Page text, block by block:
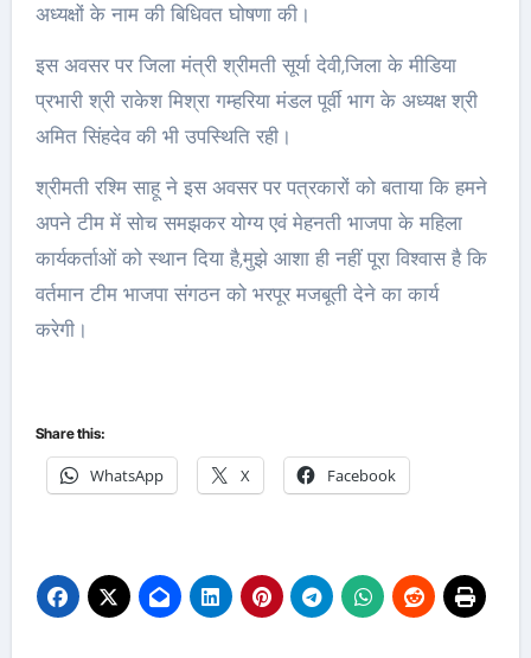
अध्यक्षों के नाम की बिधिवत घोषणा की।
इस अवसर पर जिला मंत्री श्रीमती सूर्या देवी,जिला के मीडिया
प्रभारी श्री राकेश मिश्रा गम्हरिया मंडल पूर्वी भाग के अध्यक्ष श्री
अमित सिंहदेव की भी उपस्थिति रही।
श्रीमती रश्मि साहू ने इस अवसर पर पत्रकारों को बताया कि हमने
अपने टीम में सोच समझकर योग्य एवं मेहनती भाजपा के महिला
कार्यकर्ताओं को स्थान दिया है,मुझे आशा ही नहीं पूरा विश्वास है कि
वर्तमान टीम भाजपा संगठन को भरपूर मजबूती देने का कार्य
करेगी।
Share this:
WhatsApp X Facebook